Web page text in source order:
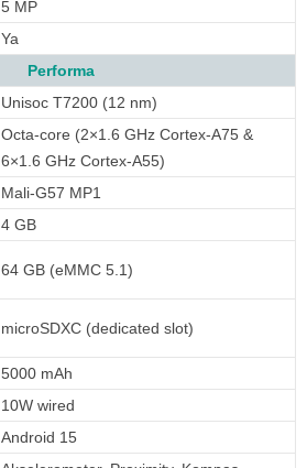
5 MP
Ya
Performa
Unisoc T7200 (12 nm)
Octa-core (2×1.6 GHz Cortex-A75 &
6×1.6 GHz Cortex-A55)
Mali-G57 MP1
4 GB
64 GB (eMMC 5.1)
microSDXC (dedicated slot)
5000 mAh
10W wired
Android 15